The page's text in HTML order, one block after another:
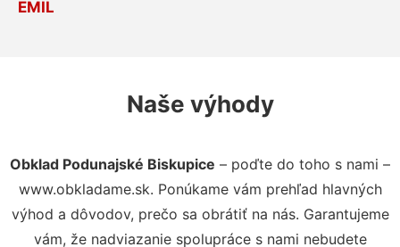
EMIL
Naše výhody
Obklad Podunajské Biskupice – poďte do toho s nami –
www.obkladame.sk. Ponúkame vám prehľad hlavných
výhod a dôvodov, prečo sa obrátiť na nás. Garantujeme
vám, že nadviazanie spolupráce s nami nebudete